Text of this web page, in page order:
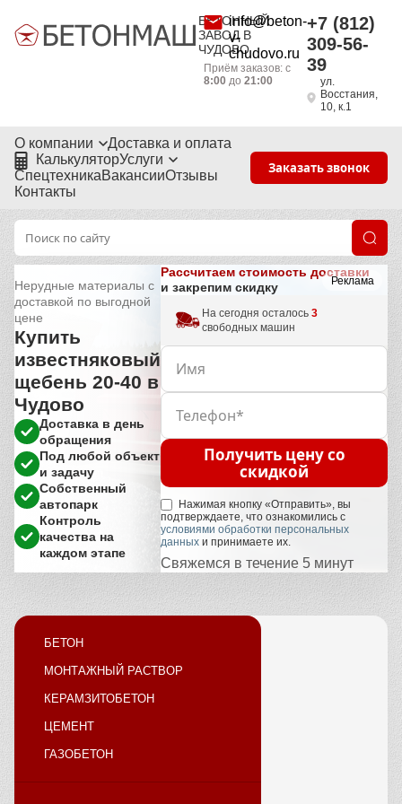
БЕТОННЫЙ
ЗАВОД В
ЧУДОВО
info@beton-
v-
chudovo.ru
Приём заказов: с
8:00 до21:00
+7 (812)
309-56-
39
ул.
Восстания,
10, к.1
О компании
Доставка и оплата
КалькуляторУслуги
СпецтехникаВакансииОтзывы
Контакты
Заказать звонок
Реклама
Нерудные материалы с
доставкой по выгодной
цене
Купить
известняковый
щебень 20-40 в
Чудово
Доставка в день
обращения
Под любой объект
и задачу
Собственный
автопарк
Контроль
качества на
каждом этапе
Рассчитаем стоимость доставки
и закрепим скидку
На сегодня осталось 3
свободных машин
Получить цену со
скидкой
Нажимая кнопку «Отправить», вы
подтверждаете, что ознакомились с
условиями обработки персональных
данных и принимаете их.
Свяжемся в течение 5 минут
БЕТОН
МОНТАЖНЫЙ РАСТВОР
КЕРАМЗИТОБЕТОН
ЦЕМЕНТ
ГАЗОБЕТОН